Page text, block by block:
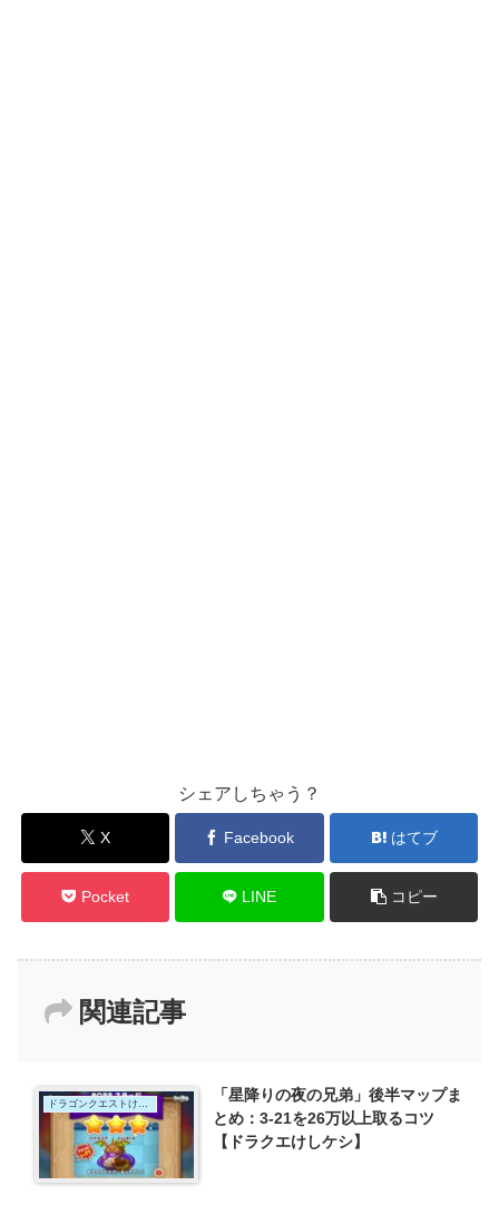
シェアしちゃう？
X Facebook はてブ
Pocket LINE コピー
関連記事
ドラゴンクエストけしケシ
「星降りの夜の兄弟」後半マップま
とめ：3-21を26万以上取るコツ
【ドラクエけしケシ】